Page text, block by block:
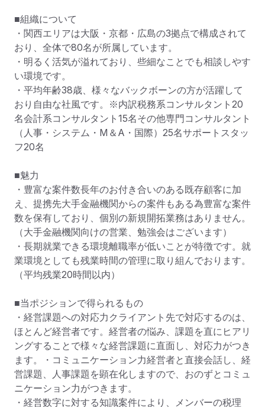
■組織について
・関西エリアは大阪・京都・広島の3拠点で構成されて
おり、全体で80名が所属しています。
・明るく活気が溢れており、些細なことでも相談しやす
い環境です。
・平均年齢38歳、様々なバックボーンの方が活躍して
おり自由な社風です。※内訳税務系コンサルタント20
名会計系コンサルタント15名その他専門コンサルタント
（人事・システム・M＆A・国際）25名サポートスタッ
フ20名
■魅力
・豊富な案件数長年のお付き合いのある既存顧客に加
え、提携先大手金融機関からの案件もある為豊富な案件
数を保有しており、個別の新規開拓業務はありません。
（大手金融機関向けの営業、勉強会はございます）
・長期就業できる環境離職率が低いことが特徴です。就
業環境としても残業時間の管理に取り組んでおります。
（平均残業20時間以内）
■当ポジションで得られるもの
・経営課題への対応力クライアント先で対応するのは、
ほとんど経営者です。経営者の悩み、課題を直にヒアリ
ングすることで様々な経営課題に直面し、対応力がつき
ます。・コミュニケーション力経営者と直接会話し、経
営課題、人事課題を顕在化しますので、おのずとコミュ
ニケーション力がつきます。
・経営数字に対する知識案件により、メンバーの税理